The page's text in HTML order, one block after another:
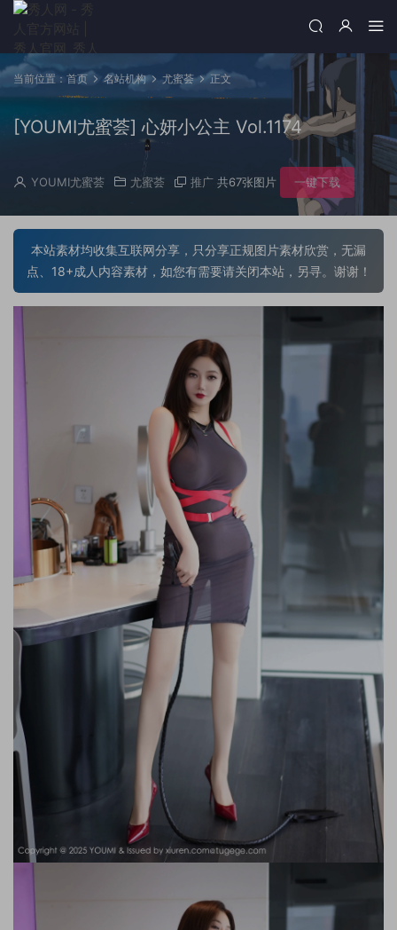
当前位置： 首页 名站机构 尤蜜荟 正文
[YOUMI尤蜜荟] 心妍小公主 Vol.1174
YOUMI尤蜜荟 尤蜜荟 推广 共67张图片 一键下载
本站素材均收集互联网分享，只分享正规图片素材欣赏，无漏
点、18+成人内容素材，如您有需要请关闭本站，另寻。谢谢！